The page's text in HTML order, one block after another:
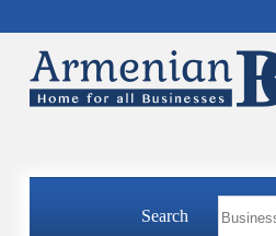
Search